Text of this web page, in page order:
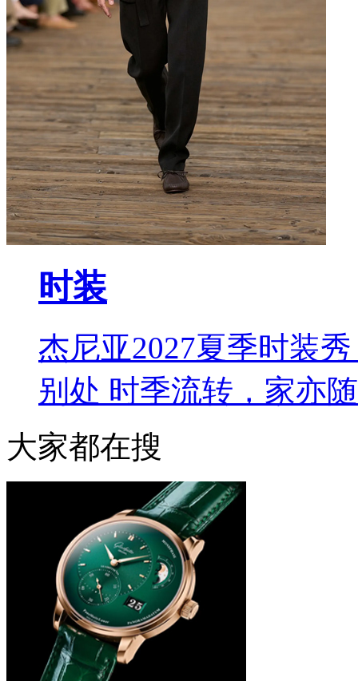
时装
杰尼亚2027夏季时装
别处 时季流转，家亦
大家都在搜